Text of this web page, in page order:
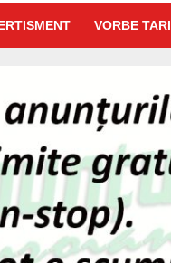
VORBE TARI